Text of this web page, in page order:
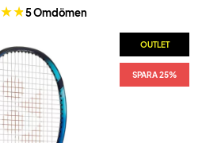
5 Omdömen
OUTLET
SPARA 25%
OUTLET
SPARA 25%
OUTLET
SPARA 25%